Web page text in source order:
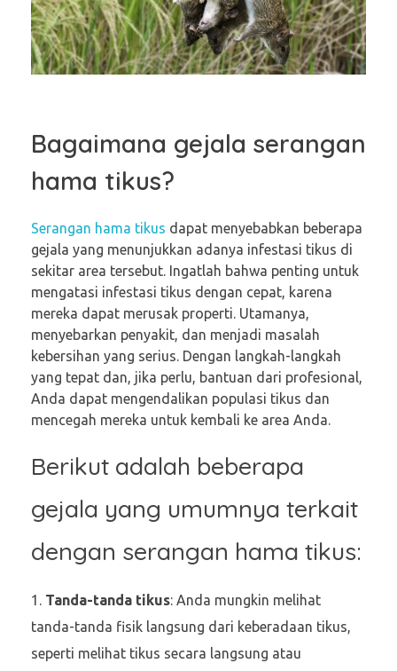
Bagaimana gejala serangan
hama tikus?
Serangan hama tikus dapat menyebabkan beberapa
gejala yang menunjukkan adanya infestasi tikus di
sekitar area tersebut. Ingatlah bahwa penting untuk
mengatasi infestasi tikus dengan cepat, karena
mereka dapat merusak properti. Utamanya,
menyebarkan penyakit, dan menjadi masalah
kebersihan yang serius. Dengan langkah-langkah
yang tepat dan, jika perlu, bantuan dari profesional,
Anda dapat mengendalikan populasi tikus dan
mencegah mereka untuk kembali ke area Anda.
Berikut adalah beberapa
gejala yang umumnya terkait
dengan serangan hama tikus:
Tanda-tanda tikus: Anda mungkin melihat
tanda-tanda fisik langsung dari keberadaan tikus,
seperti melihat tikus secara langsung atau